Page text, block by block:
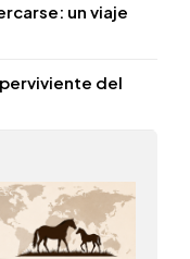
un viaje
del